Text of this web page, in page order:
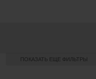
ПОКАЗАТЬ ЕЩЕ ФИЛЬТРЫ